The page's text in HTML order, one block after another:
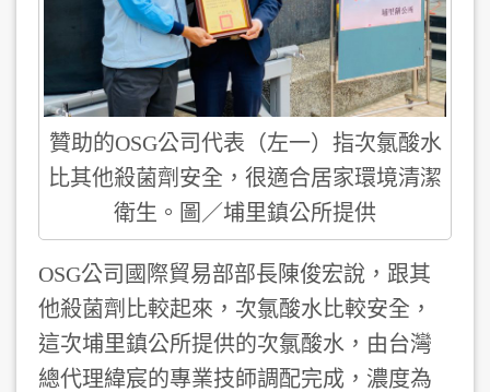
贊助的OSG公司代表（左一）指次氯酸水
比其他殺菌劑安全，很適合居家環境清潔
衛生。圖／埔里鎮公所提供
OSG公司國際貿易部部長陳俊宏說，跟其
他殺菌劑比較起來，次氯酸水比較安全，
這次埔里鎮公所提供的次氯酸水，由台灣
總代理緯宸的專業技師調配完成，濃度為